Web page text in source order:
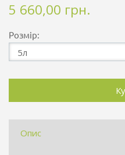
5 660,00 грн.
Розмір:
Опис